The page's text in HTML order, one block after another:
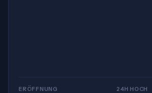
ERÖFFNUNG 24H HOCH